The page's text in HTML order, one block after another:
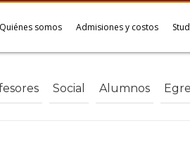
Quiénes somos Admisiones y costos
Social Alumnos